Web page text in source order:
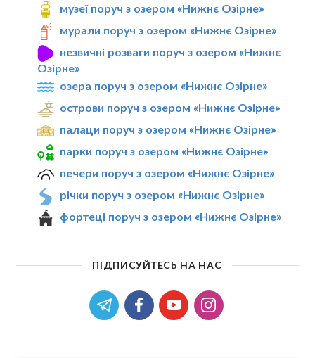
музеї поруч з озером «Нижнє Озірне»
мурали поруч з озером «Нижнє Озірне»
незвичні розваги поруч з озером «Нижнє
Озірне»
озера поруч з озером «Нижнє Озірне»
острови поруч з озером «Нижнє Озірне»
палаци поруч з озером «Нижнє Озірне»
парки поруч з озером «Нижнє Озірне»
печери поруч з озером «Нижнє Озірне»
річки поруч з озером «Нижнє Озірне»
фортеці поруч з озером «Нижнє Озірне»
ПІДПИСУЙТЕСЬ НА НАС